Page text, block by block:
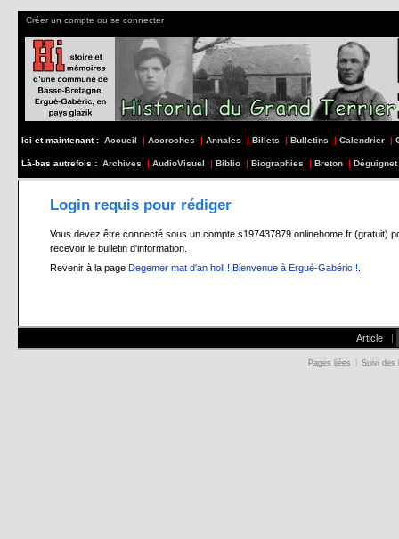
Créer un compte ou se connecter
Ici et maintenant : Accueil | Accroches | Annales | Billets | Bulletins | Calendrier |
Là-bas autrefois : Archives | AudioVisuel | Biblio | Biographies | Breton | Déguignet
Login requis pour rédiger
Vous devez être connecté sous un compte s197437879.onlinehome.fr (gratuit)
recevoir le bulletin d'information.
Revenir à la page Degemer mat d'an holl ! Bienvenue à Ergué-Gabéric !
Article |
Pages liées Suivi des